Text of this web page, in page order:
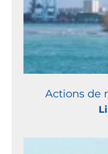
Actions de